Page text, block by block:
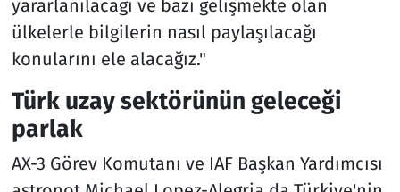
yararlanılacağı ve bazı gelişmekte olan
ülkelerle bilgilerin nasıl paylaşılacağı
konularını ele alacağız."
Türk uzay sektörünün geleceği
parlak
AX-3 Görev Komutanı ve IAF Başkan Yardımcısı